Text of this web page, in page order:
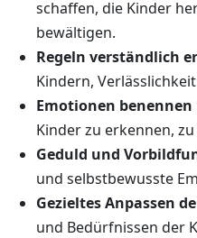
schaffen, die Kinder
bewältigen.
Regeln verständlich
Kindern,
Emotionen
Kinder zu erkennen,
Geduld und
und selbstbewusste
Gezieltes Anpassen
und Bedürfnissen der